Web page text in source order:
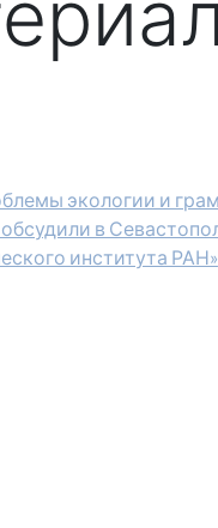
экологии и
в
института РАН»